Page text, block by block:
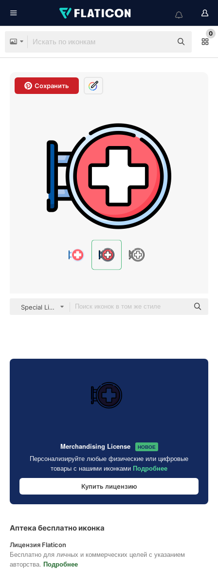
0
Сохранить
Special Lineal color
Merchandising License НОВОЕ
Персонализируйте любые физические или цифровые
товары с нашими иконками Подробнее
Купить лицензию
Аптека бесплатно иконка
Лицензия Flaticon
Бесплатно для личных и коммерческих целей с указанием
авторства. Подробнее